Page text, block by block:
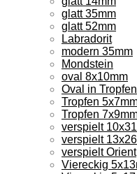
glatt 35mm
glatt 52mm
Labradorit
modern 35mm
Mondstein
oval 8x10mm
Oval in Tropfen
Tropfen
Tropfen
verspielt
verspielt
verspielt Orient
Viereckig